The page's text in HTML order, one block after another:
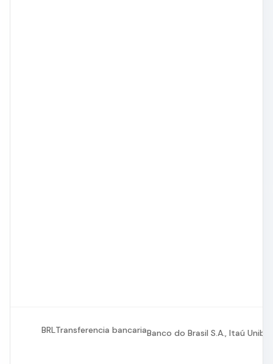
BRLTransferencia bancariaBanco do Brasil S.A., Itaú